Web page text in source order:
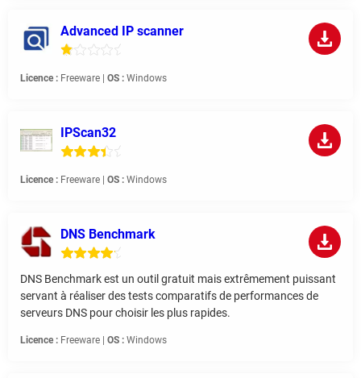
Advanced IP scanner
Licence : Freeware | OS : Windows
IPScan32
Licence : Freeware | OS : Windows
DNS Benchmark
DNS Benchmark est un outil gratuit mais extrêmement puissant
servant à réaliser des tests comparatifs de performances de
serveurs DNS pour choisir les plus rapides.
Licence : Freeware | OS : Windows